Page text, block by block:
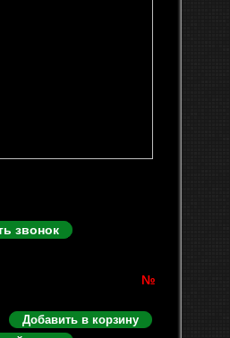
звонок
№
Добавить в корзину